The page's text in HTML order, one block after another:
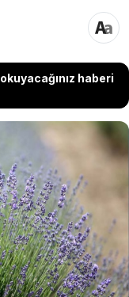
haberi
Dağları'nın
lavanta
için hazırlanıyor.